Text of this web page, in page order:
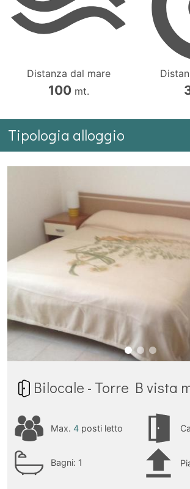
Distanza dal mare
100mt.
Tipologia alloggio
Bilocale - Torre B vista
Max. 4posti letto
Bagni: 1